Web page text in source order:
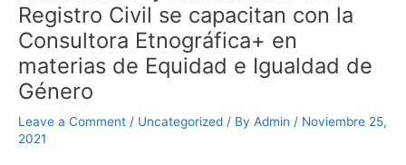
Registro Civil se capacitan con la
Consultora Etnográfica+ en
materias de Equidad e Igualdad de
Género
Leave a Comment / Uncategorized / By Admin / Noviembre 25,
2021